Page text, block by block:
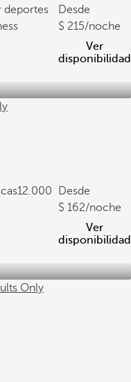
deportes
Desde
215/noche
Ver
disponibilidad
12.000
Desde
162/noche
Ver
disponibilidad
Only